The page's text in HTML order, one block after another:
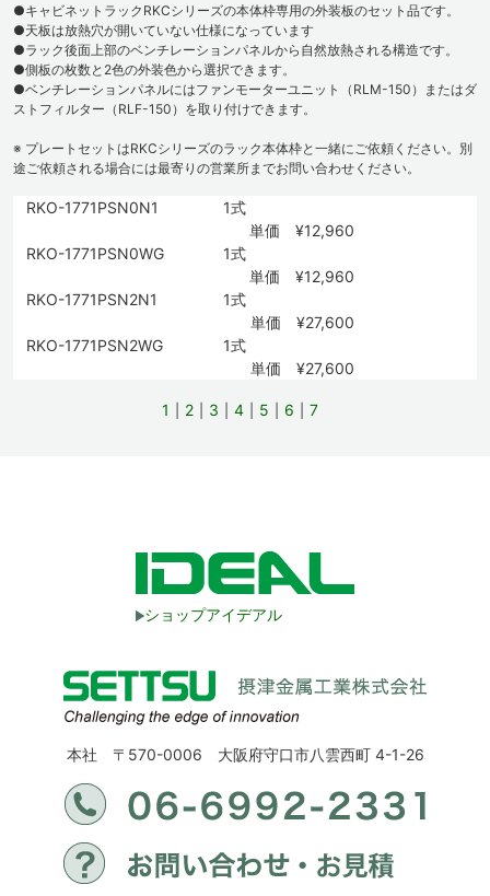
●キャビネットラックRKCシリーズの本体枠専用の外装板のセット品です。
●天板は放熱穴が開いていない仕様になっています
●ラック後面上部のベンチレーションパネルから自然放熱される構造です。
●側板の枚数と2色の外装色から選択できます。
●ベンチレーションパネルにはファンモーターユニット（RLM-150）またはダ
ストフィルター（RLF-150）を取り付けできます。
※ プレートセットはRKCシリーズのラック本体枠と一緒にご依頼ください。別
途ご依頼される場合には最寄りの営業所までお問い合わせください。
RKO-1771PSN0N1
1式
単価 ¥12,960
RKO-1771PSN0WG
1式
単価 ¥12,960
RKO-1771PSN2N1
1式
単価 ¥27,600
RKO-1771PSN2WG
1式
単価 ¥27,600
1 2 3 4 5 6 7
ショップアイデアル
本社 〒570-0006 大阪府守口市八雲西町 4-1-26